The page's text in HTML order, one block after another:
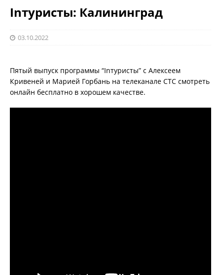
Inтуристы: Калининград
03.10.2022
Пятый выпуск программы “Inтуристы” с Алексеем
Кривеней и Марией Горбань на телеканале СТС смотреть
онлайн бесплатно в хорошем качестве.